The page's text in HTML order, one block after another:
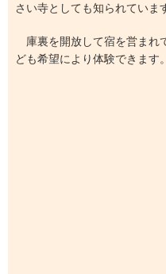
さい寺としても知られていま
庫裏を開放して宿を営まれ
ども希望により体験できます。